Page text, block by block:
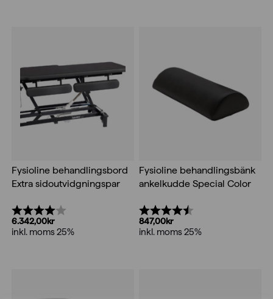
Fysioline behandlingsbord
Extra sidoutvidgningspar
Betyg:
6.342,00kr
inkl. moms 25%
Fysioline behandlingsbänk
ankelkudde Special Color
Betyg:
847,00kr
inkl. moms 25%